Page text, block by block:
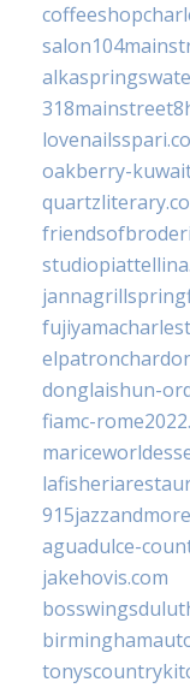
oakberry-
donglaishun-
fiamc-
aguadulce-
jakehovis.com